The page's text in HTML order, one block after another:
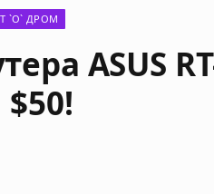
`О` ДРОМ
ASUS